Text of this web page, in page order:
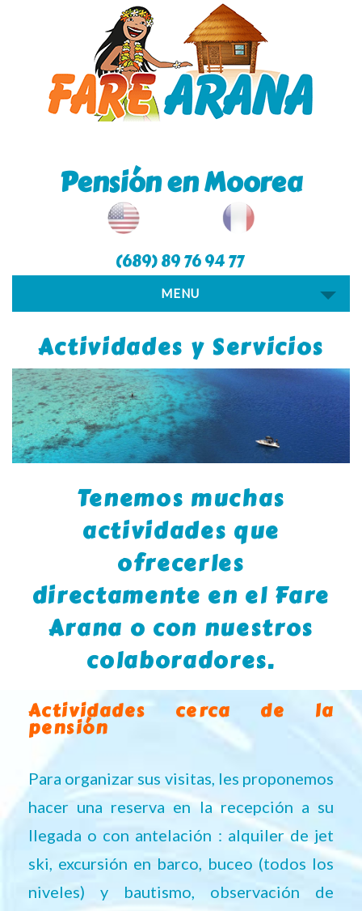
Pensión en Moorea
(689) 89 76 94 77
MENU
Actividades y Servicios
Tenemos muchas
actividades que
ofrecerles
directamente en el Fare
Arana o con nuestros
colaboradores.
Actividades cerca de la
pensión
Para organizar sus visitas, les proponemos
hacer una reserva en la recepción a su
llegada o con antelación : alquiler de jet
ski, excursión en barco, buceo (todos los
niveles) y bautismo, observación de